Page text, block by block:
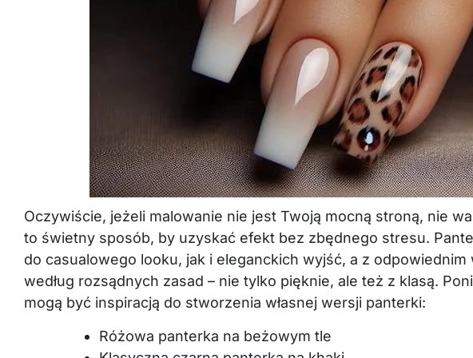
Oczywiście, jeżeli malowanie nie jest Twoją mocną stroną, nie
to świetny sposób, by uzyskać efekt bez zbędnego stresu.
do casualowego looku, jak i eleganckich wyjść, a z odpowiednim
według rozsądnych zasad – nie tylko pięknie, ale też z klasą.
mogą być inspiracją do stworzenia własnej wersji panterki:
Różowa panterka na beżowym tle